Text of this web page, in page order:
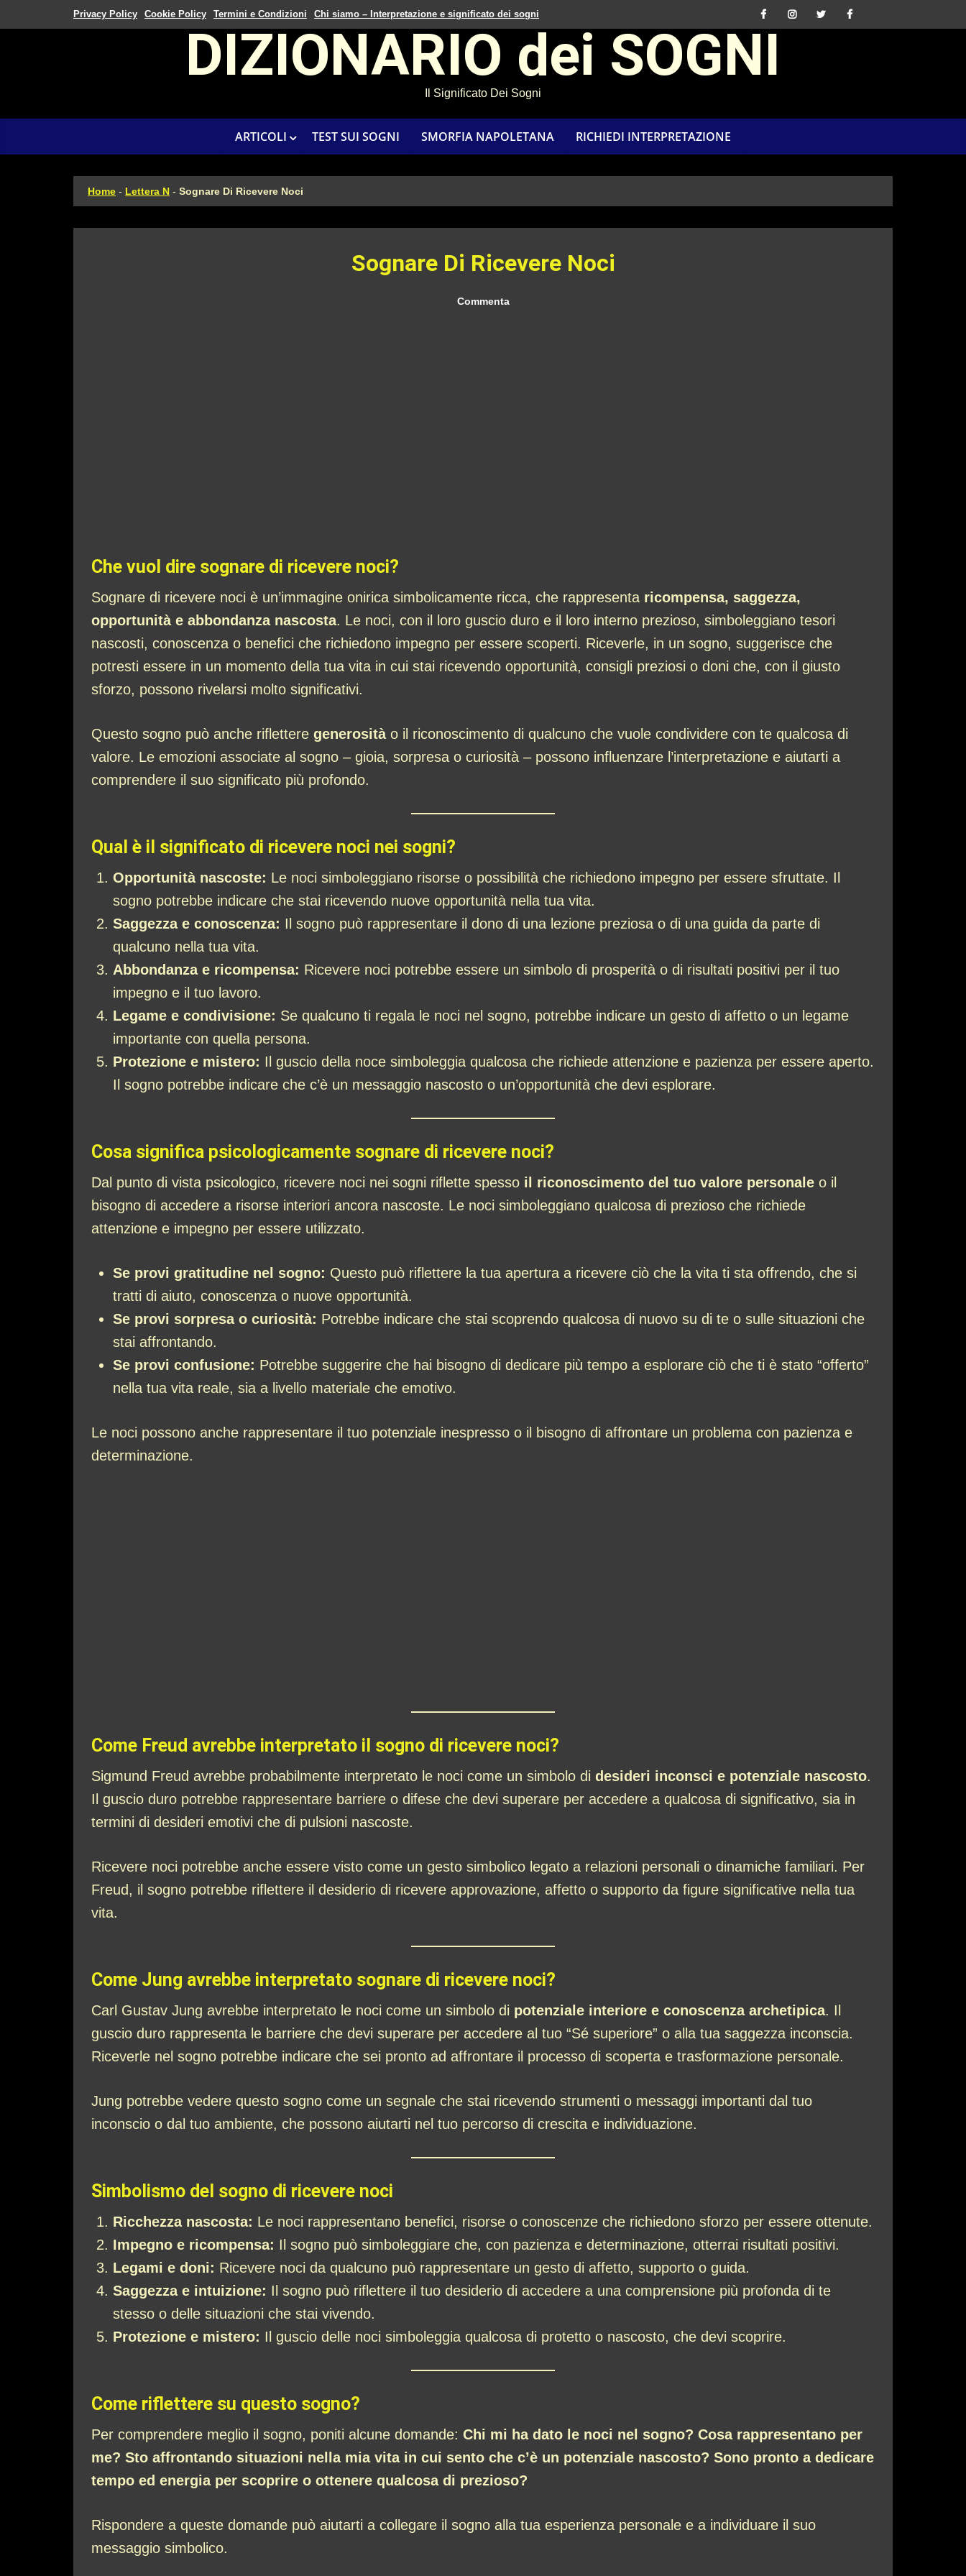
Privacy Policy Cookie Policy Termini e Condizioni Chi siamo – Interpretazione e significato dei sogni
DIZIONARIO dei SOGNI
Il Significato Dei Sogni
ARTICOLI TEST SUI SOGNI SMORFIA NAPOLETANA RICHIEDI INTERPRETAZIONE
Home - Lettera N - Sognare Di Ricevere Noci
Sognare Di Ricevere Noci
Commenta
Che vuol dire sognare di ricevere noci?
Sognare di ricevere noci è un’immagine onirica simbolicamente ricca, che rappresenta ricompensa, saggezza,
opportunità e abbondanza nascosta. Le noci, con il loro guscio duro e il loro interno prezioso, simboleggiano tesori
nascosti, conoscenza o benefici che richiedono impegno per essere scoperti. Riceverle, in un sogno, suggerisce che
potresti essere in un momento della tua vita in cui stai ricevendo opportunità, consigli preziosi o doni che, con il giusto
sforzo, possono rivelarsi molto significativi.
Questo sogno può anche riflettere generositào il riconoscimento di qualcuno che vuole condividere con te qualcosa di
valore. Le emozioni associate al sogno – gioia, sorpresa o curiosità – possono influenzare l’interpretazione e aiutarti a
comprendere il suo significato più profondo.
Qual è il significato di ricevere noci nei sogni?
Opportunità nascoste: Le noci simboleggiano risorse o possibilità che richiedono impegno per essere sfruttate. Il
sogno potrebbe indicare che stai ricevendo nuove opportunità nella tua vita.
Saggezza e conoscenza: Il sogno può rappresentare il dono di una lezione preziosa o di una guida da parte di
qualcuno nella tua vita.
Abbondanza e ricompensa: Ricevere noci potrebbe essere un simbolo di prosperità o di risultati positivi per il tuo
impegno e il tuo lavoro.
Legame e condivisione: Se qualcuno ti regala le noci nel sogno, potrebbe indicare un gesto di affetto o un legame
importante con quella persona.
Protezione e mistero: Il guscio della noce simboleggia qualcosa che richiede attenzione e pazienza per essere aperto.
Il sogno potrebbe indicare che c’è un messaggio nascosto o un’opportunità che devi esplorare.
Cosa significa psicologicamente sognare di ricevere noci?
Dal punto di vista psicologico, ricevere noci nei sogni riflette spesso il riconoscimento del tuo valore personale o il
bisogno di accedere a risorse interiori ancora nascoste. Le noci simboleggiano qualcosa di prezioso che richiede
attenzione e impegno per essere utilizzato.
Se provi gratitudine nel sogno: Questo può riflettere la tua apertura a ricevere ciò che la vita ti sta offrendo, che si
tratti di aiuto, conoscenza o nuove opportunità.
Se provi sorpresa o curiosità: Potrebbe indicare che stai scoprendo qualcosa di nuovo su di te o sulle situazioni che
stai affrontando.
Se provi confusione: Potrebbe suggerire che hai bisogno di dedicare più tempo a esplorare ciò che ti è stato “offerto”
nella tua vita reale, sia a livello materiale che emotivo.
Le noci possono anche rappresentare il tuo potenziale inespresso o il bisogno di affrontare un problema con pazienza e
determinazione.
Come Freud avrebbe interpretato il sogno di ricevere noci?
Sigmund Freud avrebbe probabilmente interpretato le noci come un simbolo di desideri inconsci e potenziale nascosto.
Il guscio duro potrebbe rappresentare barriere o difese che devi superare per accedere a qualcosa di significativo, sia in
termini di desideri emotivi che di pulsioni nascoste.
Ricevere noci potrebbe anche essere visto come un gesto simbolico legato a relazioni personali o dinamiche familiari. Per
Freud, il sogno potrebbe riflettere il desiderio di ricevere approvazione, affetto o supporto da figure significative nella tua
vita.
Come Jung avrebbe interpretato sognare di ricevere noci?
Carl Gustav Jung avrebbe interpretato le noci come un simbolo di potenziale interiore e conoscenza archetipica. Il
guscio duro rappresenta le barriere che devi superare per accedere al tuo “Sé superiore” o alla tua saggezza inconscia.
Riceverle nel sogno potrebbe indicare che sei pronto ad affrontare il processo di scoperta e trasformazione personale.
Jung potrebbe vedere questo sogno come un segnale che stai ricevendo strumenti o messaggi importanti dal tuo
inconscio o dal tuo ambiente, che possono aiutarti nel tuo percorso di crescita e individuazione.
Simbolismo del sogno di ricevere noci
Ricchezza nascosta: Le noci rappresentano benefici, risorse o conoscenze che richiedono sforzo per essere ottenute.
Impegno e ricompensa: Il sogno può simboleggiare che, con pazienza e determinazione, otterrai risultati positivi.
Legami e doni: Ricevere noci da qualcuno può rappresentare un gesto di affetto, supporto o guida.
Saggezza e intuizione: Il sogno può riflettere il tuo desiderio di accedere a una comprensione più profonda di te
stesso o delle situazioni che stai vivendo.
Protezione e mistero: Il guscio delle noci simboleggia qualcosa di protetto o nascosto, che devi scoprire.
Come riflettere su questo sogno?
Per comprendere meglio il sogno, poniti alcune domande: Chi mi ha dato le noci nel sogno? Cosa rappresentano per
me? Sto affrontando situazioni nella mia vita in cui sento che c’è un potenziale nascosto? Sono pronto a dedicare
tempo ed energia per scoprire o ottenere qualcosa di prezioso?
Rispondere a queste domande può aiutarti a collegare il sogno alla tua esperienza personale e a individuare il suo
messaggio simbolico.